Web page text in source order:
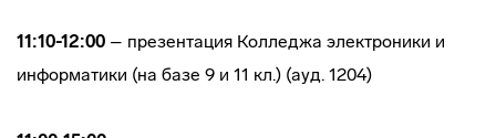
11:10-12:00 – презентация Колледжа электроники и
информатики (на базе 9 и 11 кл.) (ауд. 1204)